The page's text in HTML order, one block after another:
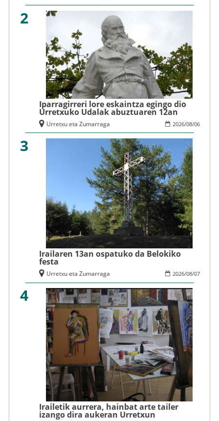
2
Iparragirreri lore eskaintza egingo dio
Urretxuko Udalak abuztuaren 12an
2026/08/06
Urretxu eta Zumarraga
3
Irailaren 13an ospatuko da Belokiko
festa
2026/08/07
Urretxu eta Zumarraga
4
Irailetik aurrera, hainbat arte tailer
izango dira aukeran Urretxun